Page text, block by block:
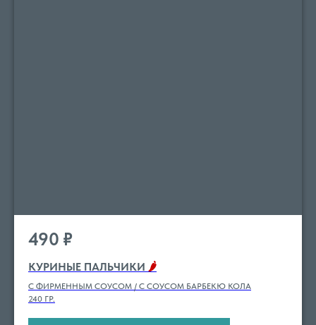
490 ₽
КУРИНЫЕ ПАЛЬЧИКИ 🌶
С ФИРМЕННЫМ СОУСОМ / С СОУСОМ БАРБЕКЮ КОЛА
240 ГР.